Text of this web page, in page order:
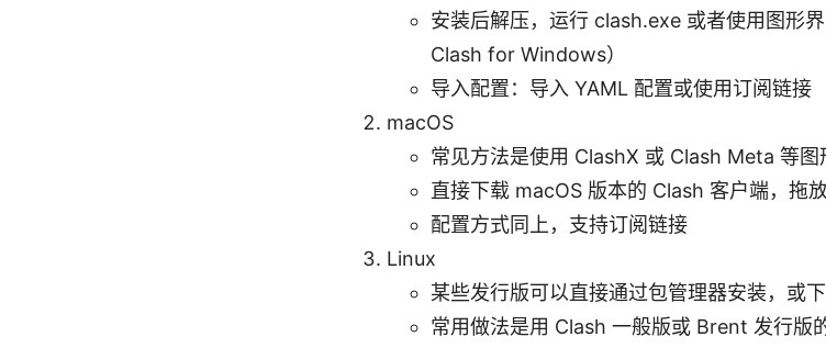
安装后解压，运行 clash.exe 或者使用图形
Clash for Windows）
导入配置：导入 YAML 配置或使用订阅链接
macOS
常见方法是使用 ClashX 或 Clash Meta 等图
直接下载 macOS 版本的 Clash 客户端，拖
配置方式同上，支持订阅链接
Linux
某些发行版可以直接通过包管理器安装，或
常用做法是用 Clash 一般版或 Brent 发行版